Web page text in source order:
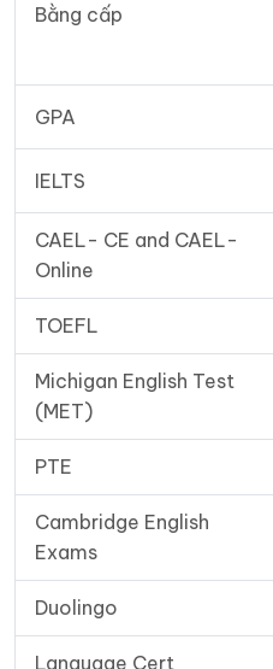
Bằng cấp
GPA
IELTS
CAEL- CE and CAEL-
Online
TOEFL
Michigan English Test
(MET)
PTE
Cambridge English
Exams
Duolingo
Language Cert